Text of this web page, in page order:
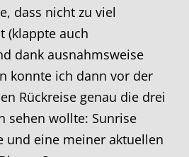
dass nicht zu viel
(klappte auch
dank ausnahmsweise
konnte ich dann vor der
Rückreise genau die drei
sehen wollte: Sunrise
und eine meiner aktuellen